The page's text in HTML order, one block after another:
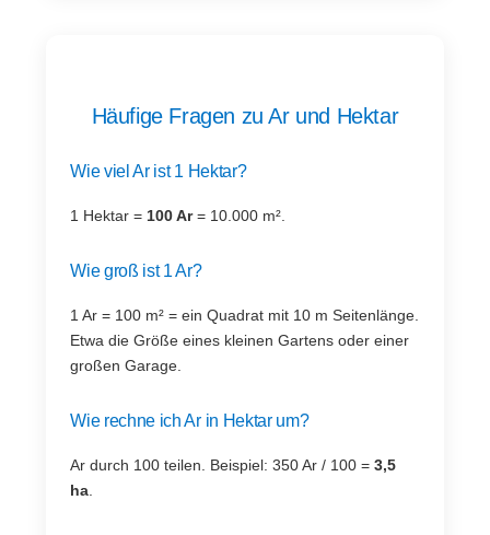
Häufige Fragen zu Ar und Hektar
Wie viel Ar ist 1 Hektar?
1 Hektar =100 Ar= 10.000 m².
Wie groß ist 1 Ar?
1 Ar = 100 m² = ein Quadrat mit 10 m Seitenlänge.
Etwa die Größe eines kleinen Gartens oder einer
großen Garage.
Wie rechne ich Ar in Hektar um?
Ar durch 100 teilen. Beispiel: 350 Ar / 100 =3,5
ha.